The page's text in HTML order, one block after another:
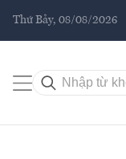
Thứ Bảy, 08/08/2026